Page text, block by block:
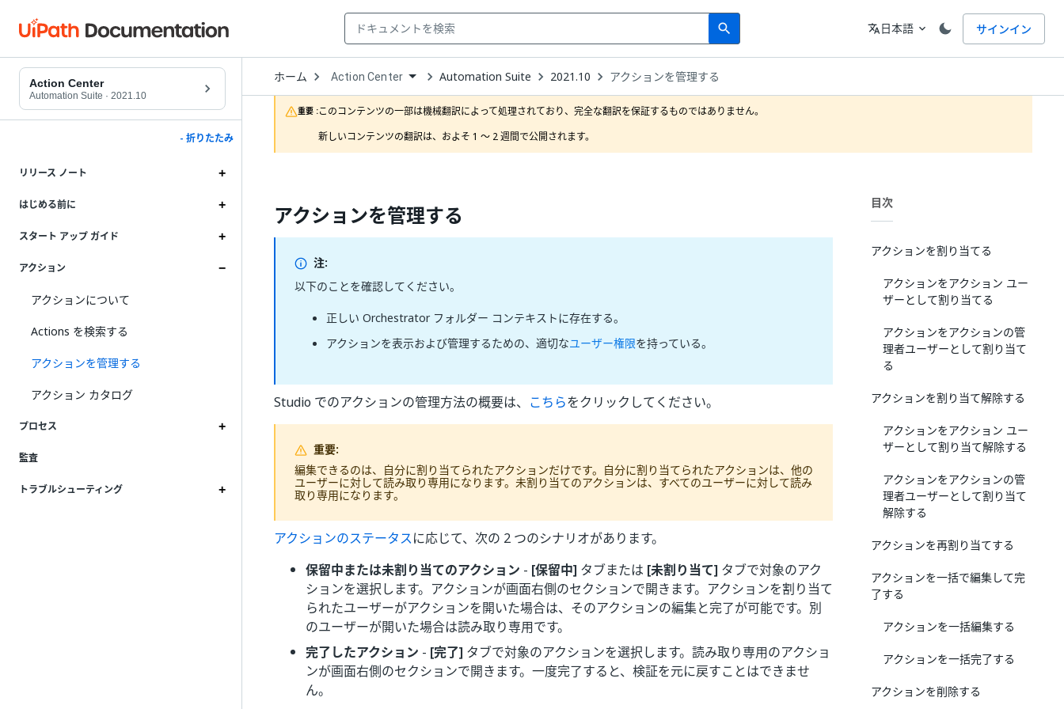
search
Search 言語
translate日本語 expand_more サインイン
Action Center
Automation Suite · 2021.10
- 折りたたみ
リリース ノート
はじめる前に
スタート アップ ガイド
アクション
アクションについて
Actions を検索する
アクションを管理する
アクション カタログ
プロセス
監査
トラブルシューティング
ホーム Open
Dropdown
to
choose
product
Action Center Automation Suite 2021.10 アクションを管理する
重要 :このコンテンツの一部は機械翻訳によって処理されており、完全な翻訳を保証するものではありません。
新しいコンテンツの翻訳は、およそ 1 ～ 2 週間で公開されます。
アクションを管理する
注:
以下のことを確認してください。
正しい Orchestrator フォルダー コンテキストに存在する。
アクションを表示および管理するための、適切なユーザー権限を持っている。
Studio でのアクションの管理方法の概要は、 こちらをクリックしてください。
重要:
編集できるのは、自分に割り当てられたアクションだけです。自分に割り当てられたアクションは、他の
ユーザーに対して読み取り専用になります。未割り当てのアクションは、すべてのユーザーに対して読み
取り専用になります。
アクションのステータスに応じて、次の 2 つのシナリオがあります。
保留中または未割り当てのアクション - [保留中] タブまたは [未割り当て] タブで対象のアク
ションを選択します。アクションが画面右側のセクションで開きます。アクションを割り当て
られたユーザーがアクションを開いた場合は、そのアクションの編集と完了が可能です。別
のユーザーが開いた場合は読み取り専用です。
完了したアクション - [完了] タブで対象のアクションを選択します。読み取り専用のアクショ
ンが画面右側のセクションで開きます。一度完了すると、検証を元に戻すことはできませ
ん。
目次
アクションを割り当てる
アクションをアクション ユー
ザーとして割り当てる
アクションをアクションの管
理者ユーザーとして割り当て
る
アクションを割り当て解除する
アクションをアクション ユー
ザーとして割り当て解除する
アクションをアクションの管
理者ユーザーとして割り当て
解除する
アクションを再割り当てする
アクションを一括で編集して完
了する
アクションを一括編集する
アクションを一括完了する
アクションを削除する